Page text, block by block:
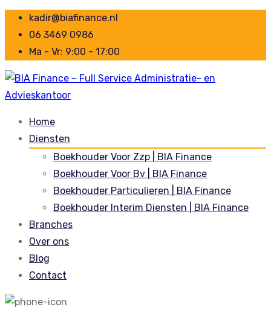
kadir@biafinance.nl
06 3469 0986
Ma - Vr: 9:00 - 17:00
Home
Diensten
Boekhouder Voor Zzp | BIA Finance
Boekhouder Voor Bv | BIA Finance
Boekhouder Particulieren | BIA Finance
Boekhouder Interim Diensten | BIA Finance
Branches
Over ons
Blog
Contact